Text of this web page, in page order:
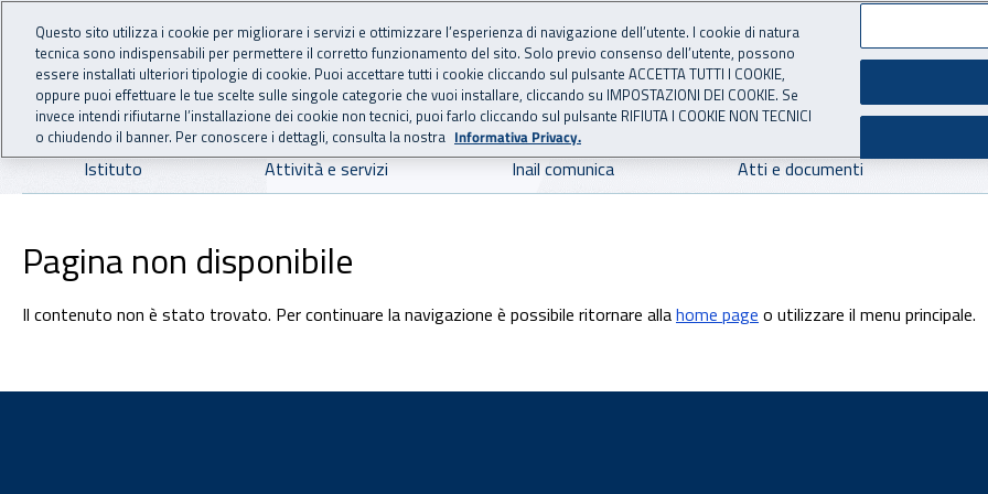
Vai al menu principale
Vai al contenuto principale
INAIL - Istituto Nazionale per l'Assicurazione
Navigazione principale
Istituto Attività e servizi Inail comunica Atti e documenti
Pagina non disponibile
Il contenuto non è stato trovato. Per continuare la navigazione è possibile ritornare allahome page o utilizzare il menu principale.
Questo sito utilizza i cookie per migliorare i servizi e ottimizzare l’esperienza di navigazione dell’utente. I cookie di natura
tecnica sono indispensabili per permettere il corretto funzionamento del sito. Solo previo consenso dell’utente, possono
essere installati ulteriori tipologie di cookie. Puoi accettare tutti i cookie cliccando sul pulsante ACCETTA TUTTI I COOKIE,
oppure puoi effettuare le tue scelte sulle singole categorie che vuoi installare, cliccando su IMPOSTAZIONI DEI COOKIE. Se
invece intendi rifiutarne l’installazione dei cookie non tecnici, puoi farlo cliccando sul pulsante RIFIUTA I COOKIE NON TECNICI
o chiudendo il banner. Per conoscere i dettagli, consulta la nostra Informativa Privacy.